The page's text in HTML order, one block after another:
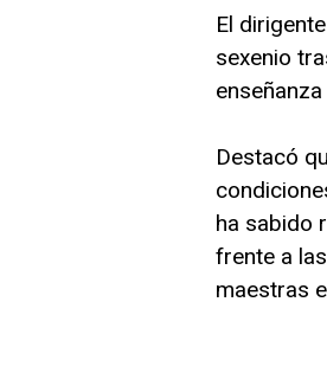
El
sexenio
Destacó
ha sabido
frente a
maestras